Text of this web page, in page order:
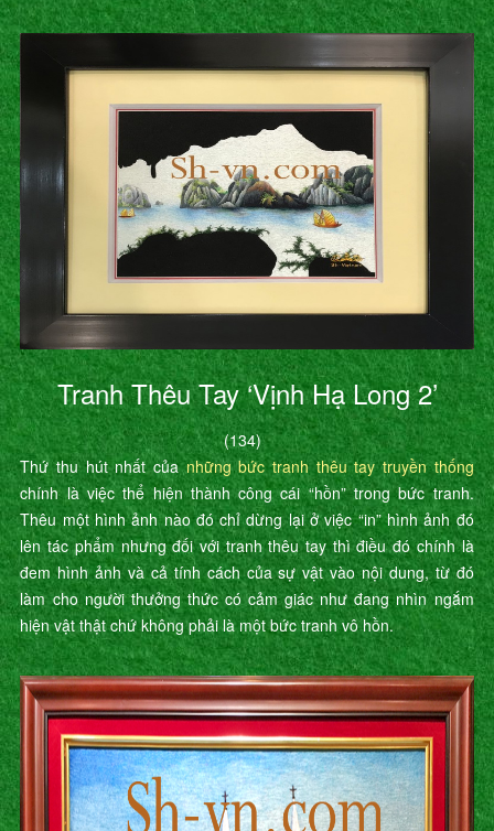
Tranh Thêu Tay ‘Vịnh Hạ Long 2’
(134)
Thứ thu hút nhất củanhững bức tranh thêu tay truyền thống
chính là việc thể hiện thành công cái “hồn” trong bức tranh.
Thêu một hình ảnh nào đó chỉ dừng lại ở việc “in” hình ảnh đó
lên tác phẩm nhưng đối với tranh thêu tay thì điều đó chính là
đem hình ảnh và cả tính cách của sự vật vào nội dung, từ đó
làm cho người thưởng thức có cảm giác như đang nhìn ngắm
hiện vật thật chứ không phải là một bức tranh vô hồn.